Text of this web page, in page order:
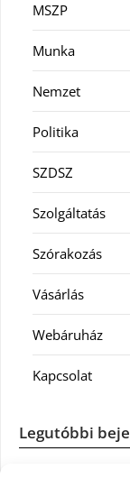
MSZP
Munka
Nemzet
Politika
SZDSZ
Szolgáltatás
Szórakozás
Vásárlás
Webáruház
Kapcsolat
Legutóbbi
Casco